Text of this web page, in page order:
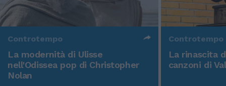
Controtempo
La modernità di Ulisse
nell'Odissea pop di Christopher
Nolan
Controtempo
La rinascita
canzoni di